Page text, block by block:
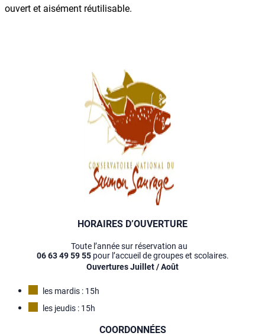
ouvert et aisément réutilisable.
HORAIRES D’OUVERTURE
Toute l’année sur réservation au
06 63 49 59 55pour l’accueil de groupes et scolaires.
Ouvertures Juillet / Août
les mardis : 15h
les jeudis : 15h
COORDONNÉES